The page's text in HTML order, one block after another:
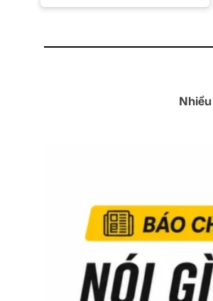
Nhiều